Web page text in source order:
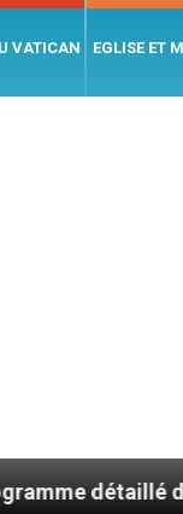
VATICAN EGLISE ET
sa visite en